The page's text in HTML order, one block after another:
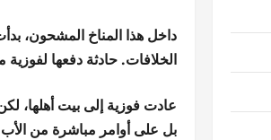
داخل هذا المناخ المشحون،
الخلافات. حادثة دفعها
عادت فوزية إلى بيت أهلها،
بل على أوامر مباشرة من